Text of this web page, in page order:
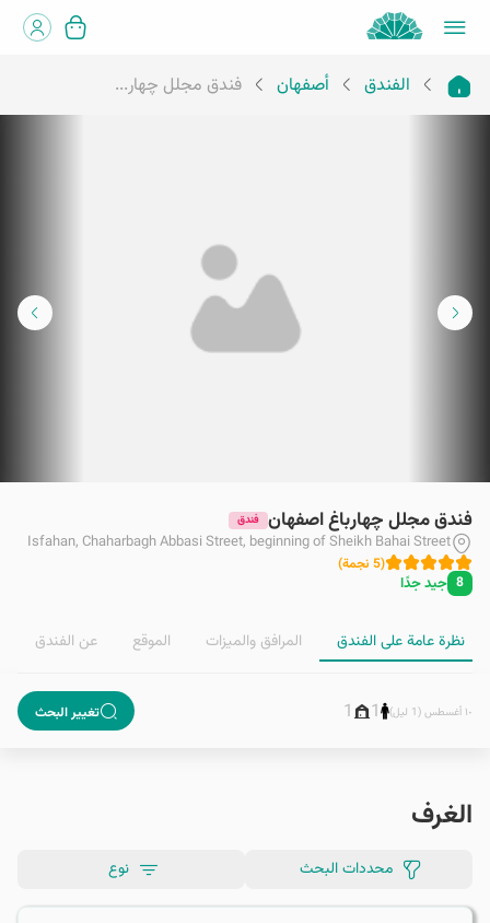
الفندق أصفهان فندق مجلل چهار...
فندق مجلل چهارباغ اصفهان فندق
Isfahan, Chaharbagh Abbasi Street, beginning of Sheikh Bahai Street
(
5 نجمة)
8 جيد جدًا
نظرة عامة على الفندق المرافق والمیزات الموقع عن الفندق
١٠ أغسطس (1 ليل) 1
1 تغيير البحث
الغرف
محددات البحث نوع